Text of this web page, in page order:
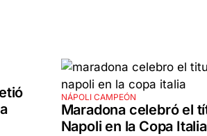
NÁPOLI CAMPEÓN
Maradona celebró el
Napoli en la Copa Italia